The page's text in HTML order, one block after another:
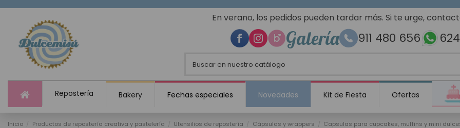
En verano, los pedidos pueden tardar más. Si te urge,
Galería 911 480 656
Repostería Bakery Fechas especiales Novedades Kit de Fiesta Ofertas
Inicio Productos de repostería creativa y pastelería Utensilios de repostería Cápsulas y wrappers Capsulas para cupcakes, muffins y mini